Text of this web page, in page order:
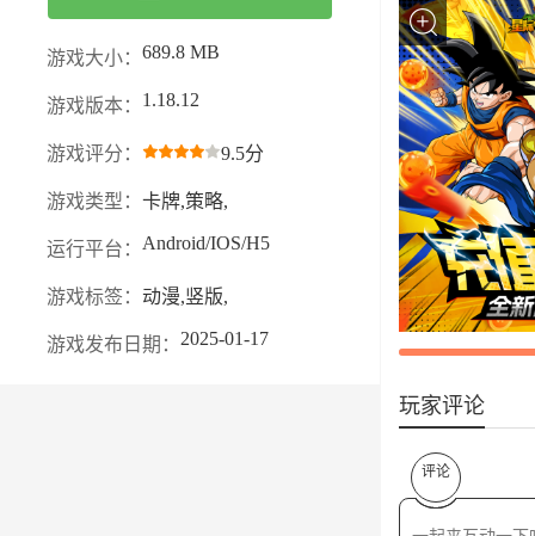
游戏大小： 689.8 MB
游戏版本： 1.18.12
游戏评分： 9.5分
游戏类型： 卡牌,策略,
运行平台： Android/IOS/H5
游戏标签： 动漫,竖版,
游戏发布日期： 2025-01-17
玩家评论
评论